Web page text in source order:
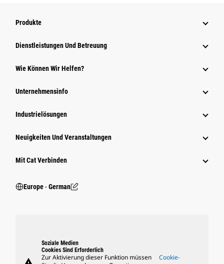
Produkte
Dienstleistungen Und Betreuung
Wie Können Wir Helfen?
Unternehmensinfo
Industrielösungen
Neuigkeiten Und Veranstaltungen
Mit Cat Verbinden
Europe ‧ German
Soziale Medien
Cookies Sind Erforderlich
Zur Aktivierung dieser Funktion müssen
Cookie-